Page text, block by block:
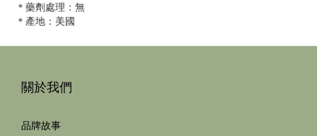
＊藥劑處理：無
＊產地：美國
關於我們
品牌故事